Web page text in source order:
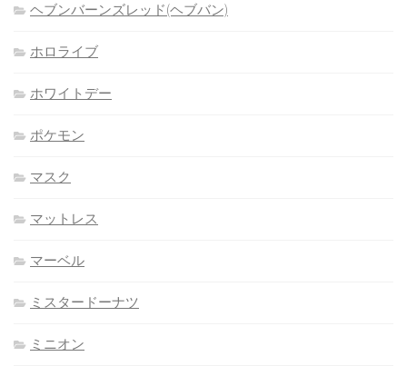
ヘブンバーンズレッド(ヘブバン)
ホロライブ
ホワイトデー
ポケモン
マスク
マットレス
マーベル
ミスタードーナツ
ミニオン